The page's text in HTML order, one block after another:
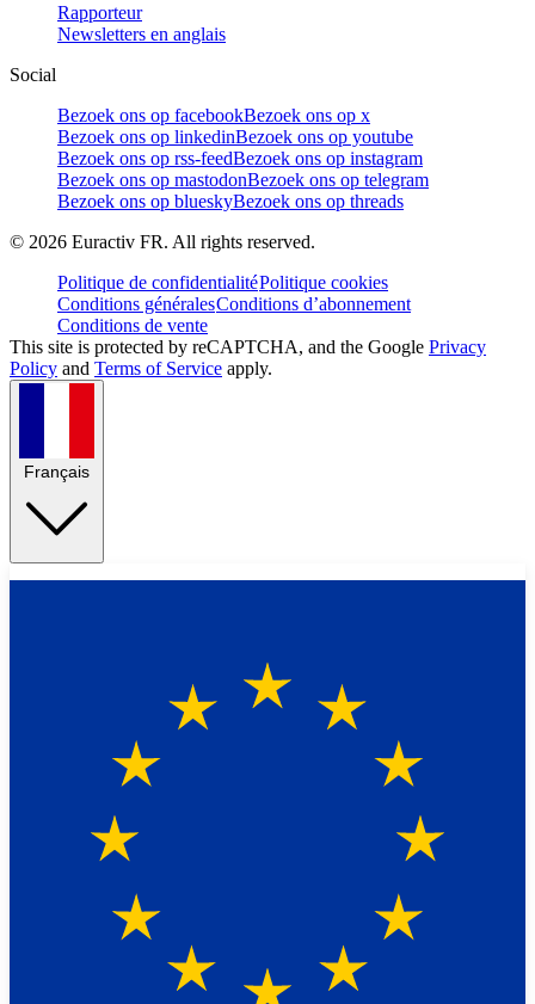
Rapporteur
Newsletters en anglais
Social
Bezoek ons op facebookBezoek ons op x
Bezoek ons op linkedinBezoek ons op youtube
Bezoek ons op rss-feedBezoek ons op instagram
Bezoek ons op mastodonBezoek ons op telegram
Bezoek ons op blueskyBezoek ons op threads
© 2026 Euractiv FR. All rights reserved.
Politique de confidentialitéPolitique cookies
Conditions généralesConditions d’abonnement
Conditions de vente
This site is protected by reCAPTCHA, and the Google Privacy
Policy and Terms of Service apply.
Français